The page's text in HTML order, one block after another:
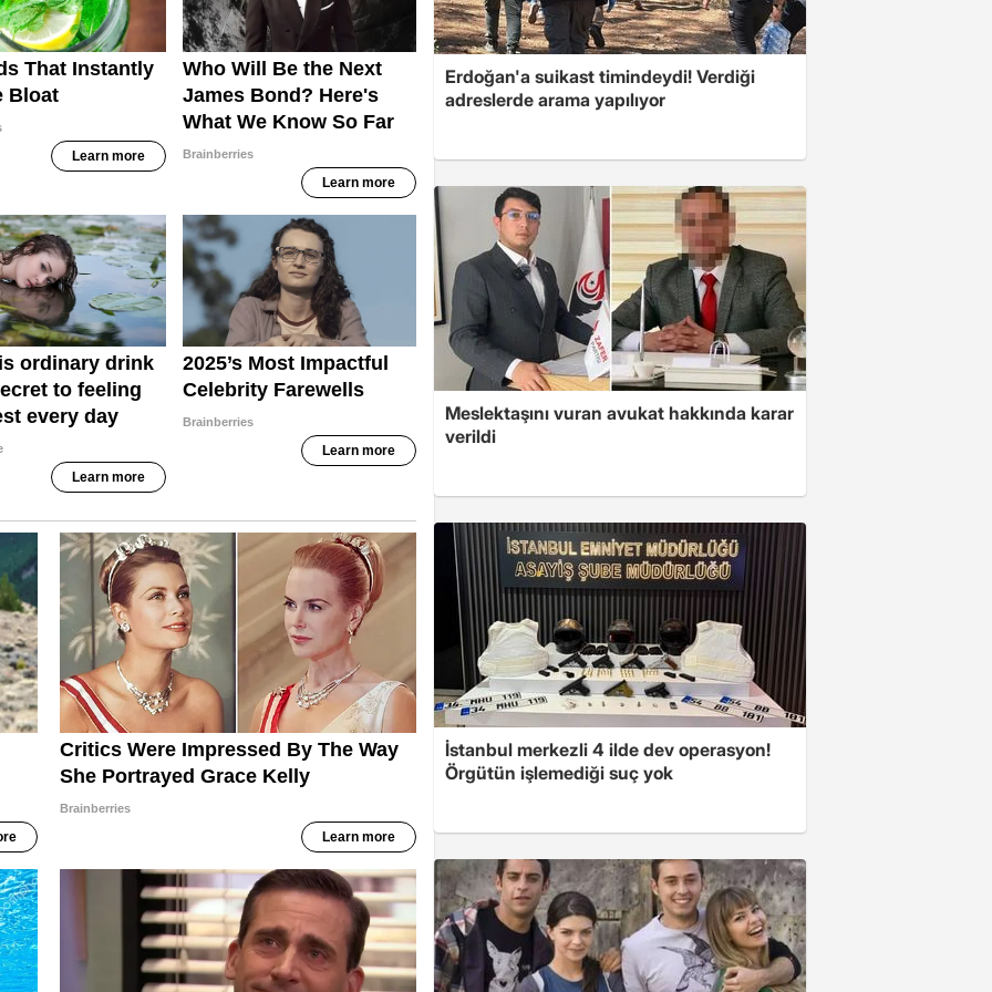
Erdoğan'a suikast timindeydi! Verdiği
adreslerde arama yapılıyor
Meslektaşını vuran avukat hakkında karar
verildi
İstanbul merkezli 4 ilde dev operasyon!
Örgütün işlemediği suç yok